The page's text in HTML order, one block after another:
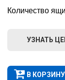
Количество
УЗНАТЬ
В КОРЗИНУ